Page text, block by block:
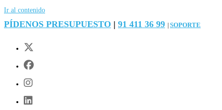
Ir al contenido
PÍDENOS PRESUPUESTO | 91 411 36 99 SOPORTE